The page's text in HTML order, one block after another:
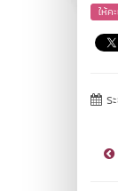
ให้ค
ร